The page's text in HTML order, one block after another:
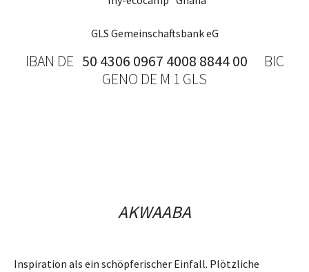
GLS Gemeinschaftsbank eG
IBAN DE 50 4306 0967 4008 8844 00 BIC
GENO DE M 1 GLS
AKWAABA
Inspiration als ein schöpferischer Einfall. Plötzliche